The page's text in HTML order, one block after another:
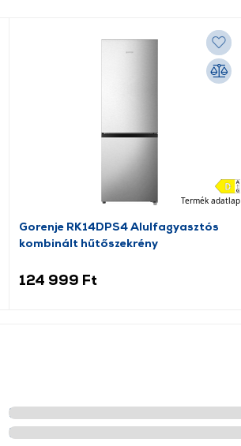
Termék adatlap
Gorenje RK14DPS4 Alulfagyasztós
kombinált hűtőszekrény
124 999 Ft